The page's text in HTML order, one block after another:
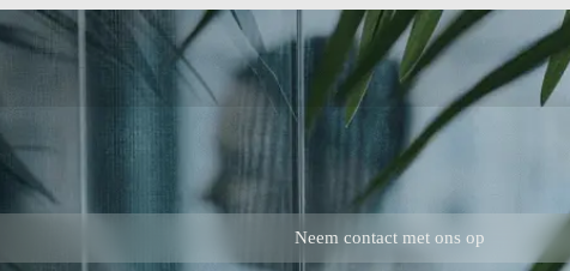
Neem contact met ons op